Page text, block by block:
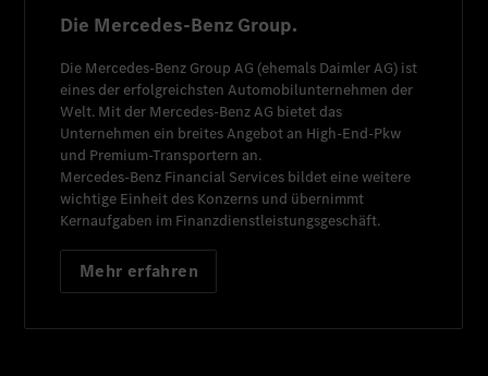
Die Mercedes-Benz Group.
Die Mercedes-Benz Group AG (ehemals Daimler AG) ist
eines der erfolgreichsten Automobilunternehmen der
Welt. Mit der Mercedes-Benz AG bietet das
Unternehmen ein breites Angebot an High-End-Pkw
und Premium-Transportern an.
Mercedes-Benz Financial Services bildet eine weitere
wichtige Einheit des Konzerns und übernimmt
Kernaufgaben im Finanzdienstleistungsgeschäft.
Mehr erfahren